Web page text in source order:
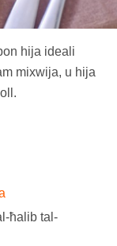
hija ideali
mixwija, u hija
ħalib tal-